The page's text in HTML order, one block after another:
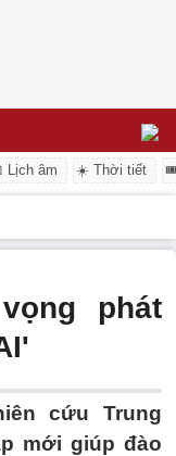
Lịch âm ☀️ Thời tiết
phát
cứu Trung
mới giúp đào